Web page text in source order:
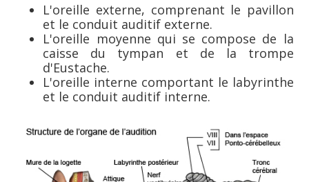
L'oreille externe, comprenant le pavillon
et le conduit auditif externe.
L'oreille moyenne qui se compose de la
caisse du tympan et de la trompe
d'Eustache.
L'oreille interne comportant le labyrinthe
et le conduit auditif interne.